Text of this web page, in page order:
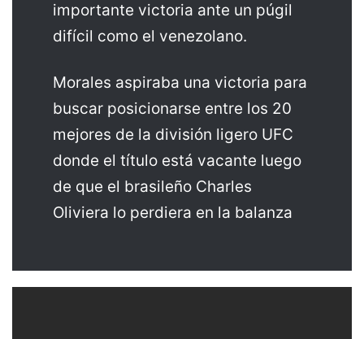
importante victoria ante un púgil
difícil como el venezolano.
Morales aspiraba una victoria para
buscar posicionarse entre los 20
mejores de la división ligero UFC
donde el título está vacante luego
de que el brasileño Charles
Oliviera lo perdiera en la balanza